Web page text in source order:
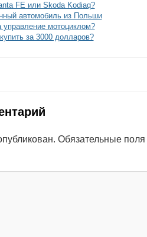
FE или Skoda Kodiaq?
автомобиль из Польши
управление мотоциклом?
за 3000 долларов?
Обязательные